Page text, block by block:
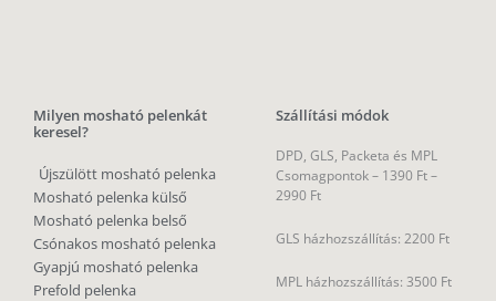
Milyen mosható pelenkát
keresel?
Újszülött mosható pelenka
Mosható pelenka külső
Mosható pelenka belső
Csónakos mosható pelenka
Gyapjú mosható pelenka
Prefold pelenka
Szállítási módok
DPD, GLS, Packeta és MPL
Csomagpontok – 1390 Ft –
2990 Ft
GLS házhozszállítás: 2200 Ft
MPL házhozszállítás: 3500 Ft